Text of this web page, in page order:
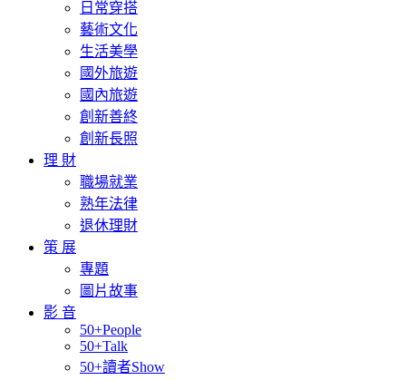
日常穿搭
藝術文化
生活美學
國外旅遊
國內旅遊
創新善終
創新長照
理 財
職場就業
熟年法律
退休理財
策 展
專題
圖片故事
影 音
50+People
50+Talk
50+讀者Show